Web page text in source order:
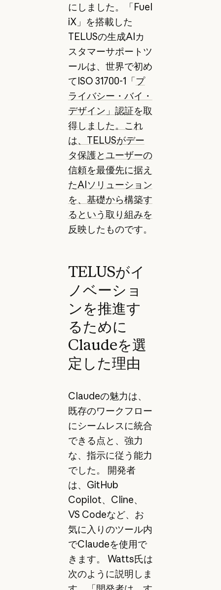
にしました。「Fuel
iX」を搭載した
TELUSの生成AIカ
スタマーサポートツ
ールは、世界で初め
てISO 31700-1「プ
ライバシー・バイ・
デザイン」認証を取
得しました。これ
は、TELUSがデー
タ保護とユーザーの
信頼を最優先に据え
たAIソリューション
を、基礎から構築す
るという取り組みを
反映 したものです。
TELUSがイ
ノベーショ
ンを推進す
るために
Claudeを選
定した理由
Claudeの魅力は、
既存のワークフロー
にシームレスに統合
できる点と、強力
な、指示に従う能力
でした。 開発者
は、GitHub
Copilot、Cline、
VS Codeなど、お
気に入りのツール内
でClaudeを使用で
きます。 Watts氏は
次のように説明しま